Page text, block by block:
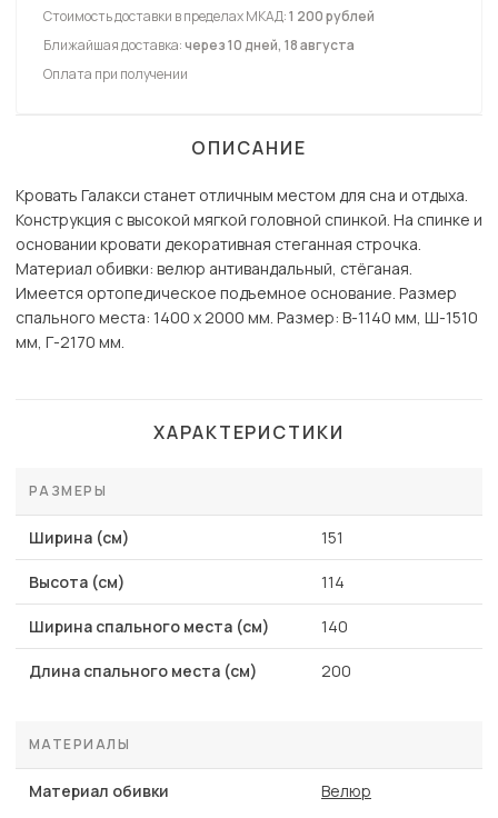
Стоимость доставки в пределах МКАД:1 200 рублей
Ближайшая доставка:через 10 дней, 18 августа
Оплата при получении
ОПИСАНИЕ
Кровать Галакси станет отличным местом для сна и отдыха.
Конструкция с высокой мягкой головной спинкой. На спинке и
основании кровати декоративная стеганная строчка.
Материал обивки: велюр антивандальный, стёганая.
Имеется ортопедическое подъемное основание. Размер
спального места: 1400 х 2000 мм. Размер: В-1140 мм, Ш-1510
мм, Г-2170 мм.
ХАРАКТЕРИСТИКИ
РАЗМЕРЫ
Ширина (см) 151
Высота (см) 114
Ширина спального места (см) 140
Длина спального места (см) 200
МАТЕРИАЛЫ
Материал обивки Велюр